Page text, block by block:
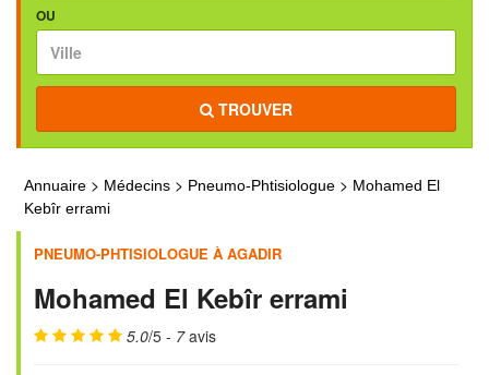
OU
TROUVER
Annuaire > Médecins > Pneumo-Phtisiologue > Mohamed El
Kebîr errami
PNEUMO-PHTISIOLOGUE À AGADIR
Mohamed El Kebîr errami
5.0/5 - 7avis